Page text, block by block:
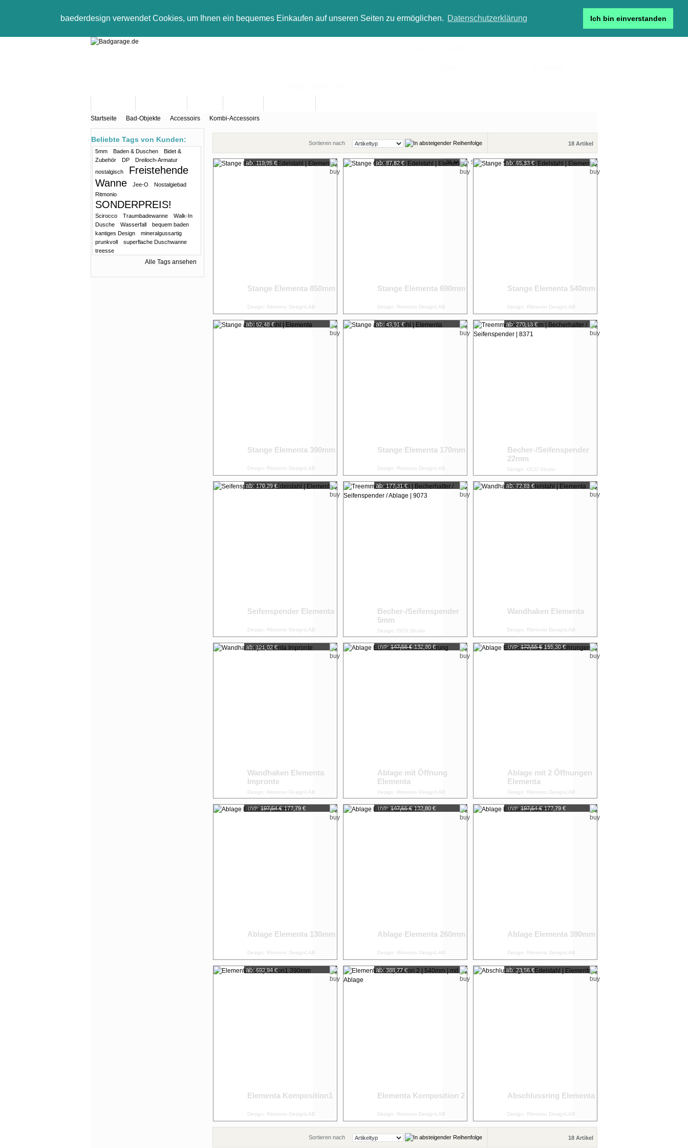
baederdesign verwendet Cookies, um Ihnen ein bequemes Einkaufen auf unseren Seiten zu ermöglichen. Datenschutzerklärung Ich bin einverstanden
Startseite Bad-Objekte Accessoirs Kombi-Accessoirs
18 Artikel
Sortieren nach
Zeige pro Seite
ab: 119,95 €
Stange Elementa 850mm
Design: Ritmonio DesignLAB
ab: 87,82 €
Stange Elementa 690mm
Design: Ritmonio DesignLAB
ab: 65,33 €
Stange Elementa 540mm
Design: Ritmonio DesignLAB
ab: 52,48 €
Stange Elementa 390mm
Design: Ritmonio DesignLAB
ab: 43,91 €
Stange Elementa 170mm
Design: Ritmonio DesignLAB
ab: 270,13 €
Becher-/Seifenspender
22mm
Design: OCO Studio
ab: 170,29 €
Seifenspender Elementa
Design: Ritmonio DesignLAB
ab: 177,31 €
Becher-/Seifenspender
5mm
Design: OCO Studio
ab: 72,83 €
Wandhaken Elementa
Design: Ritmonio DesignLAB
ab: 121,02 €
Wandhaken Elementa
Impronte
Design: Ritmonio DesignLAB
UVP: 147,56 € 132,80 €
Ablage mit Öffnung
Elementa
Design: Ritmonio DesignLAB
UVP: 172,55 € 155,30 €
Ablage mit 2 Öffnungen
Elementa
Design: Ritmonio DesignLAB
UVP: 197,54 € 177,79 €
Ablage Elementa 130mm
Design: Ritmonio DesignLAB
UVP: 147,56 € 132,80 €
Ablage Elementa 260mm
Design: Ritmonio DesignLAB
UVP: 197,54 € 177,79 €
Ablage Elementa 390mm
Design: Ritmonio DesignLAB
ab: 692,94 €
Elementa Komposition1
Design: Ritmonio DesignLAB
ab: 388,77 €
Elementa Komposition 2
Design: Ritmonio DesignLAB
ab: 23,56 €
Abschlussring Elementa
Design: Ritmonio DesignLAB
18 Artikel
Sortieren nach
Beliebte Tags von Kunden:
5mm Baden & Duschen
Bidet &
Zubehör
DP
Dreiloch-Armatur
nostalgisch
Freistehende
Wanne
Jee-O
Nostalgiebad
Ritmonio
SONDERPREIS!
Scirocco Traumbadewanne
Walk-In
Dusche
Wasserfall
bequem baden
kantiges Design
mineralgussartig
prunkvoll
superflache Duschwanne
treesse
Alle Tags ansehen